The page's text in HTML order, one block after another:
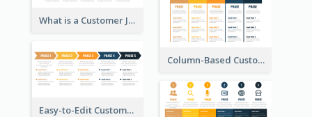
What is a Customer Journey Map?
Column-Based Customer Journey Map Template
Easy-to-Edit Customer Journey Map Template